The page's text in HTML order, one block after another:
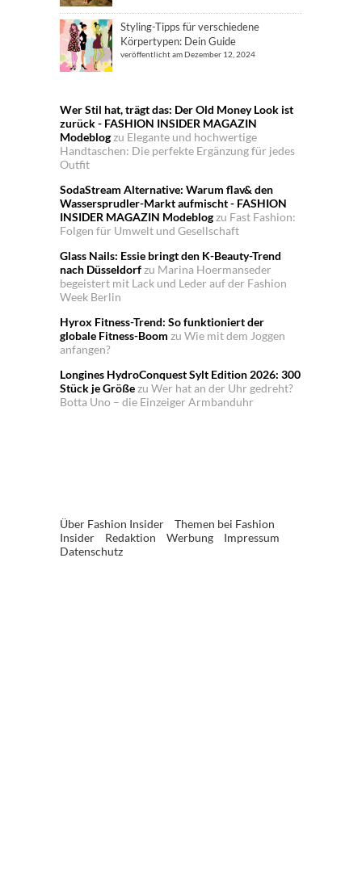
Styling-Tipps für verschiedene
Körpertypen: Dein Guide
veröffentlicht am Dezember 12, 2024
Wer Stil hat, trägt das: Der Old Money Look ist
zurück - FASHION INSIDER MAGAZIN
Modeblogzu Elegante und hochwertige
Handtaschen: Die perfekte Ergänzung für jedes
Outfit
SodaStream Alternative: Warum flav& den
Wassersprudler-Markt aufmischt - FASHION
INSIDER MAGAZIN Modeblogzu Fast Fashion:
Folgen für Umwelt und Gesellschaft
Glass Nails: Essie bringt den K-Beauty-Trend
nach Düsseldorfzu Marina Hoermanseder
begeistert mit Lack und Leder auf der Fashion
Week Berlin
Hyrox Fitness-Trend: So funktioniert der
globale Fitness-Boom zu Wie mit dem Joggen
anfangen?
Longines HydroConquest Sylt Edition 2026: 300
Stück je Größezu Wer hat an der Uhr gedreht?
Botta Uno – die Einzeiger Armbanduhr
Über Fashion Insider
Themen bei Fashion
Insider
Redaktion Werbung
Impressum
Datenschutz